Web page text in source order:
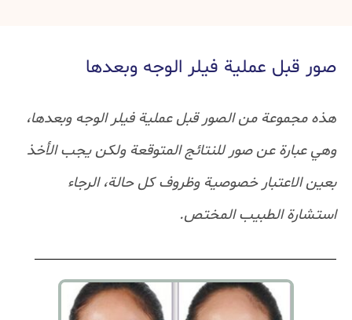
عملية فيلر الوجه وبعدها
من الصور قبل عملية فيلر الوجه وبعدها،
عن صور للنتائج المتوقعة ولكن يجب الأخذ
خصوصية وظروف كل حالة، الرجاء
الطبيب المختص.